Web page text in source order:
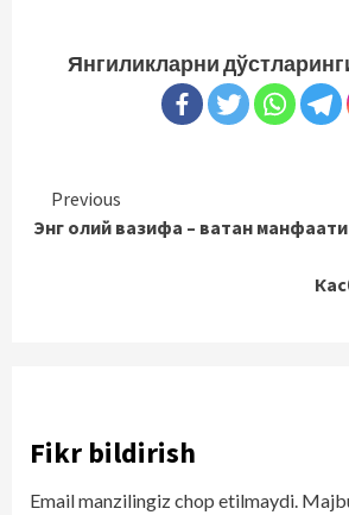
Янгиликларни
Continue
Reading
Previous
Энг олий вазифа – ватан манфаати
Fikr bildirish
Email manzilingiz chop etilmaydi.